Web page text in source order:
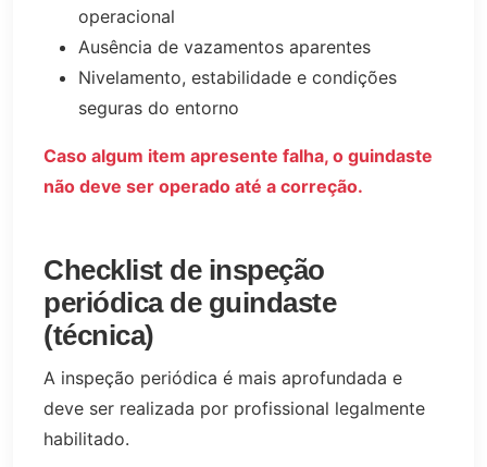
operacional
Ausência de vazamentos aparentes
Nivelamento, estabilidade e condições
seguras do entorno
Caso algum item apresente falha, o guindaste
não deve ser operado até a correção.
Checklist de inspeção
periódica de guindaste
(técnica)
A inspeção periódica é mais aprofundada e
deve ser realizada por profissional legalmente
habilitado.